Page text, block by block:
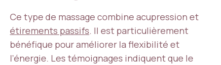
Ce type de massage combine acupression et
étirements passifs. Il est particulièrement
bénéfique pour améliorer la flexibilité et
l’énergie. Les témoignages indiquent que le